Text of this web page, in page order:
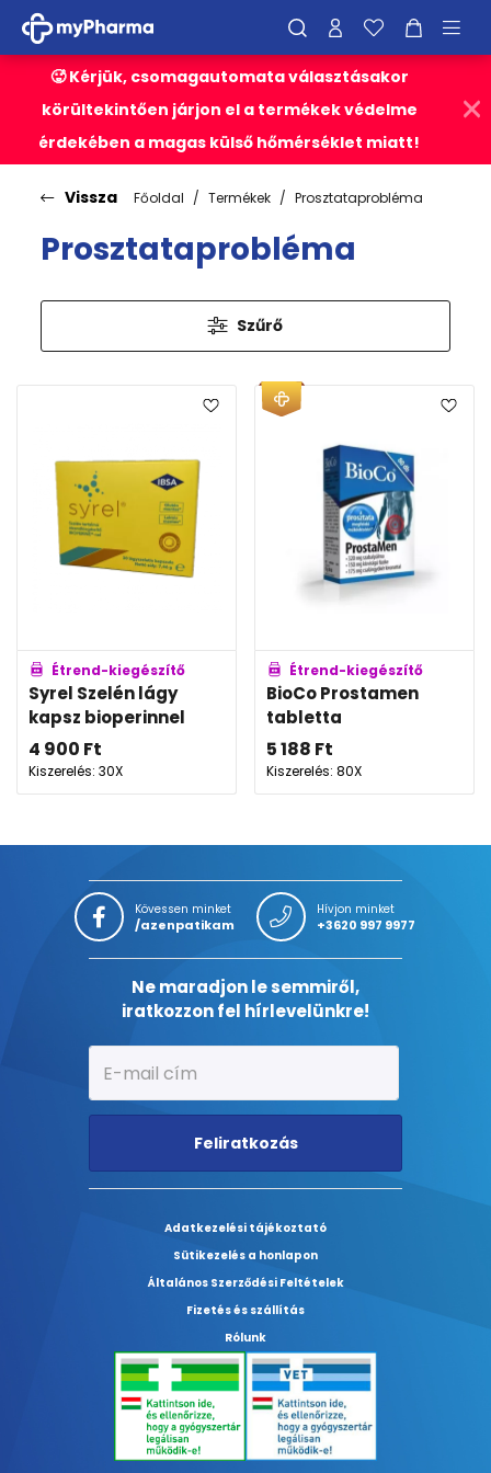
🥵 Kérjük, csomagautomata választásakor
körültekintően járjon el a termékek védelme
érdekében a magas külső hőmérséklet miatt!
Vissza Főoldal Termékek Prosztataprobléma
Prosztataprobléma
Szűrő
Étrend-kiegészítő
Syrel Szelén lágy
kapsz bioperinnel
4 900 Ft
Kiszerelés: 30X
Étrend-kiegészítő
BioCo Prostamen
tabletta
5 188 Ft
Kiszerelés: 80X
Kövessen minket
/azenpatikam
Hívjon minket
+3620 997 9977
Ne maradjon le semmiről,
iratkozzon fel hírlevelünkre!
Feliratkozás
Adatkezelési tájékoztató
Sütikezelés a honlapon
Általános Szerződési Feltételek
Fizetés és szállítás
Rólunk